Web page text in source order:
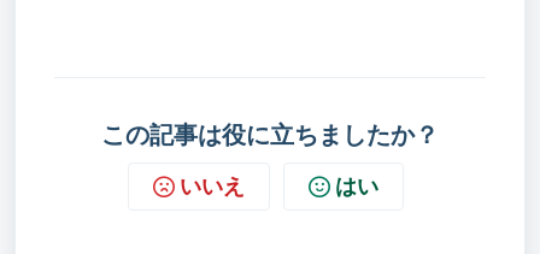
この記事は役に立ちましたか？
いいえ はい